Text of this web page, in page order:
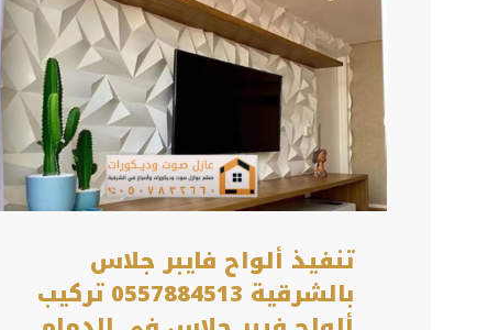
تنفيذ ألواح فايبر جلاس
بالشرقية 0557884513 تركيب